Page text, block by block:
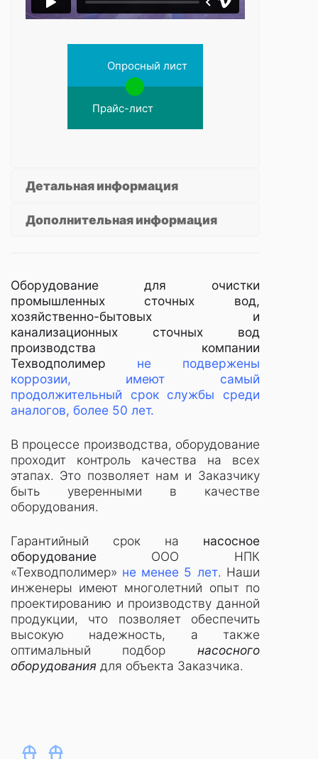
Опросный лист
Прайс-лист
Детальная информация
Дополнительная информация
Оборудование для очистки
промышленных сточных вод,
хозяйственно-бытовых и
канализационных сточных вод
производства компании
Техводполимер
не подвержены
коррозии, имеют самый
продолжительный срок службы среди
аналогов, более 50 лет.
В процессе производства, оборудование
проходит контроль качества на всех
этапах. Это позволяет нам и Заказчику
быть уверенными в качестве
оборудования.
Гарантийный срок на насосное
оборудование ООО НПК
«Техводполимер» не менее 5 лет. Наши
инженеры имеют многолетний опыт по
проектированию и производству данной
продукции, что позволяет обеспечить
высокую надежность, а также
оптимальный подбор насосного
оборудования для объекта Заказчика.